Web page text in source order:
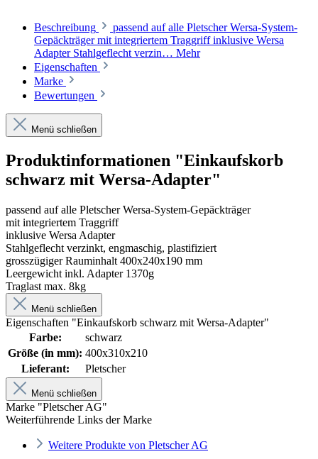
Beschreibung
passend auf alle Pletscher Wersa-System-
Gepäckträger mit integriertem Traggriff inklusive Wersa
Adapter Stahlgeflecht verzin… Mehr
Eigenschaften
Marke
Bewertungen
Menü schließen
Produktinformationen "Einkaufskorb
schwarz mit Wersa-Adapter"
passend auf alle Pletscher Wersa-System-Gepäckträger
mit integriertem Traggriff
inklusive Wersa Adapter
Stahlgeflecht verzinkt, engmaschig, plastifiziert
grosszügiger Rauminhalt 400x240x190 mm
Leergewicht inkl. Adapter 1370g
Traglast max. 8kg
Menü schließen
Eigenschaften "Einkaufskorb schwarz mit Wersa-Adapter"
Farbe:
schwarz
Größe (in mm): 400x310x210
Lieferant:
Pletscher
Menü schließen
Marke "Pletscher AG"
Weiterführende Links der Marke
Weitere Produkte von Pletscher AG